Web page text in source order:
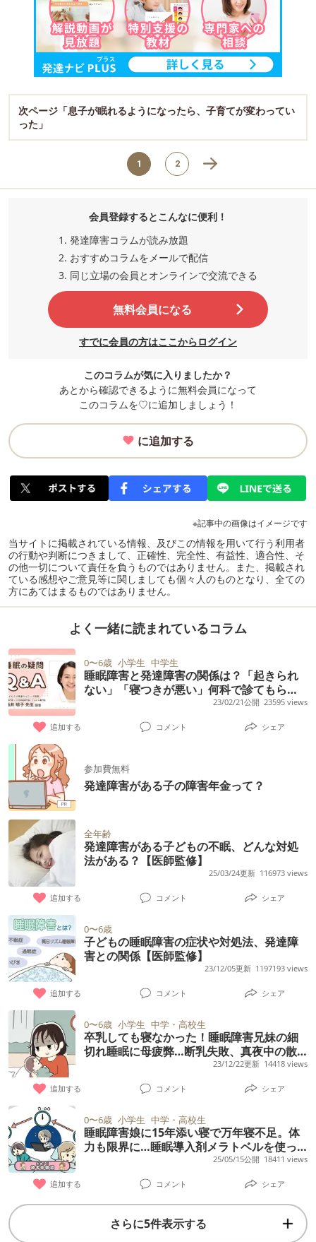
次ページ「息子が眠れるようになったら、子育てが変わってい
った」
1 2
会員登録するとこんなに便利！
発達障害コラムが読み放題
おすすめコラムをメールで配信
同じ立場の会員とオンラインで交流できる
無料会員になる
すでに会員の方はここからログイン
このコラムが気に入りましたか？
あとから確認できるように無料会員になって
このコラムを♡に追加しましょう！
に追加する
※記事中の画像はイメージです
当サイトに掲載されている情報、及びこの情報を用いて行う利用者
の行動や判断につきまして、正確性、完全性、有益性、適合性、そ
の他一切について責任を負うものではありません。また、掲載され
ている感想やご意見等に関しましても個々人のものとなり、全ての
方にあてはまるものではありません。
よく一緒に読まれているコラム
0〜6歳 小学生 中学生
睡眠障害と発達障害の関係は？「起きられ
ない」「寝つきが悪い」何科で診てもらえ
る？薬は処方される？起立性調節障害やナ
ルコレプシーについても【小児科医QA】
23/02/21公開 23595 views
追加する コメント シェア
参加費無料
発達障害がある子の障害年金って？
全年齢
発達障害がある子どもの不眠、どんな対処
法がある？【医師監修】
25/03/24更新 116973 views
追加する コメント シェア
0〜6歳
子どもの睡眠障害の症状や対処法、発達障
害との関係【医師監修】
23/12/05更新 1197193 views
追加する コメント シェア
0〜6歳 小学生 中学・高校生
卒乳しても寝なかった！睡眠障害兄妹の細
切れ睡眠に母疲弊…断乳失敗、真夜中の散
歩、8歳まで添い乳、服薬でようやく熟睡で
きるようになるまでの20年ーーユーザー体
23/12/22更新 14418 views
追加する コメント シェア
0〜6歳 小学生 中学・高校生
睡眠障害娘に15年添い寝で万年寝不足。体
力も限界に…睡眠導入剤メラトベルを使っ
25/05/15公開 18411 views
追加する コメント シェア
さらに5件表示する